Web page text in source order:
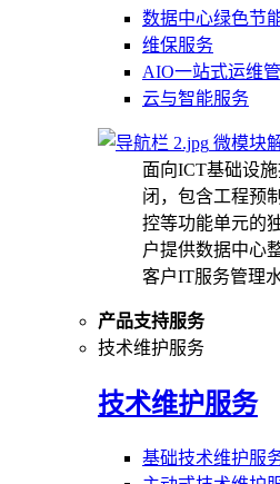
数据中心绿色节
维保服务
AIO一站式运维
云与智能服务
微模块
面向ICT基础设
闭，包含工程预
控等功能单元的
户提供数据中心
客户IT服务管理水
产品支持服务
技术维护服务
技术维护服务
基础技术维护服